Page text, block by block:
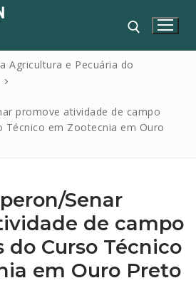
Agricultura e Pecuária do
promove atividade de campo
Técnico em Zootecnia em Ouro
Senar
de campo
do Curso Técnico
em Ouro Preto